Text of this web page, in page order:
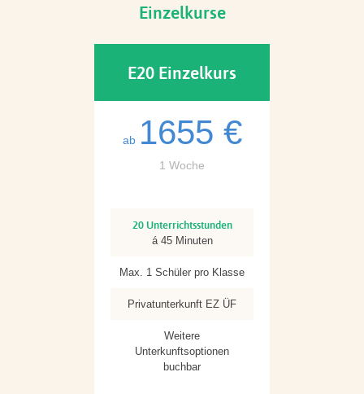
Einzelkurse
E20 Einzelkurs
ab 1655 €
1 Woche
20 Unterrichtsstunden
á 45 Minuten
Max. 1 Schüler pro Klasse
Privatunterkunft EZ ÜF
Weitere
Unterkunftsoptionen
buchbar